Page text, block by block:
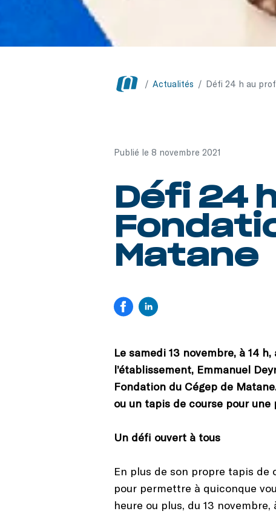
/ Actualités / Défi 24 h au
Publié le 8 novembre 2021
Défi 24
Matane
Le samedi 13 novembre, à 14
l’établissement, Emmanuel
Fondation du Cégep de
ou un tapis de course pour
Un défi ouvert à tous
En plus de son propre tapis de
pour permettre à quiconque
heure ou plus, du 13